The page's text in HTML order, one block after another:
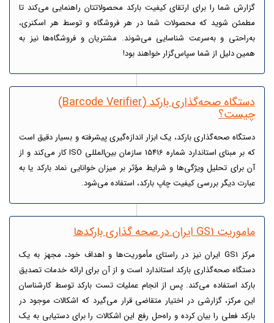
گزارش شما را برای ارتقای کیفیت بارکد محصولاتتان راهنمایی می‌کند تا
مطمئن شوید که محصولات شما در هر فروشگاه و توسط هر اسکنری،
به‌راحتی و به‌سرعت شناسایی می‌شوند. مشتریان و فروشگاه‌ها نیز به
همین دلیل از شما سپاس‌گزار خواهند بود!
دستگاه صحه‌گذاری بارکد (Barcode Verifier)
چیست؟
دستگاه‌ صحه‌گذاری بارکد، یک ابزار اندازه‌گیری پیشرفته و بسیار دقیق است
که بر مبنای استاندارد شماره 15416 سازمان بین‌المللی ISO کار می‌کند و از
آن برای تحلیل ویژگی‌ها و شرایط مؤثر بر میزان خوانایی نماد بارکد یا به
عبارت دیگر بررسی کیفیت چاپ بارکد، استفاده می‌شود.
ماموریت GS1 ایران در صحه گذاری بارکدها
مرکز GS1 ایران نیز در راستای مأموریت‌ها و اهداف خود، مجهز به یک
دستگاه صحه‌گذاری بارکد استاندارد است و از آن برای ارائه خدمات تصدیق
بارکد استفاده می‌کند. پس از انجام عملیات تست بارکد توسط کارشناسان
این مرکز، گزارشی در اختیار متقاضی قرار می‌گیرد که اشکالات موجود در
بارکد فعلی را بیان کرده و راه‌حل رفع این اشکالات را برای دستیابی به یک